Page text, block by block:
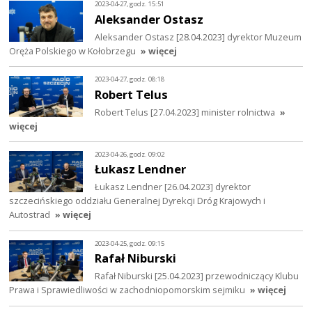
2023-04-27, godz. 15:51
Aleksander Ostasz
Aleksander Ostasz [28.04.2023] dyrektor Muzeum
Oręża Polskiego w Kołobrzegu » więcej
2023-04-27, godz. 08:18
Robert Telus
Robert Telus [27.04.2023] minister rolnictwa »
więcej
2023-04-26, godz. 09:02
Łukasz Lendner
Łukasz Lendner [26.04.2023] dyrektor
szczecińskiego oddziału Generalnej Dyrekcji Dróg Krajowych i
Autostrad » więcej
2023-04-25, godz. 09:15
Rafał Niburski
Rafał Niburski [25.04.2023] przewodniczący Klubu
Prawa i Sprawiedliwości w zachodniopomorskim sejmiku » więcej